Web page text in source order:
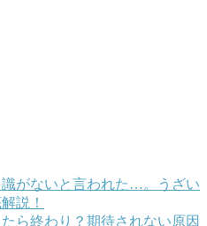
がないと言われた…。うざい
説！
ら終わり？期待されない原因